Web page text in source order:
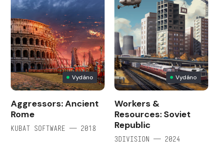
Vydáno
Aggressors: Ancient
Rome
KUBAT SOFTWARE — 2018
Vydáno
Workers &
Resources: Soviet
Republic
3DIVISION — 2024